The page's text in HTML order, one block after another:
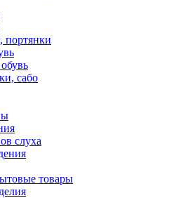
портянки
сабо
слуха
товары